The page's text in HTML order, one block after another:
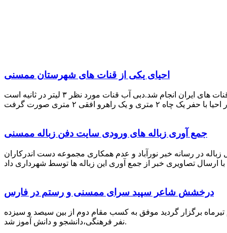
احیای یکی از قنات های شهرستان ممسنی
احیای این قنات به گفته علیرضا ظهیر امامی رئیس کانون کارآفرینی فارس با بهره گیری از دانش و تجربه دکتر مرتضی تفتی پیشکسوت قنات های ایران انجام شد.دبی آب قنات مورد نظر ۳ لیتر در ثانیه است
جمع آوری زباله های ورودی سایت دفن زباله ممسنی
در رسانه خبر نورآباد و عدم همکاری مجموعه دست اندرکاران
درخشش شاعر سپید سرای ممسنی و رستم در فارس
تیرماه برگزار گردید موفق به کسب مقام دوم از بین سیصد و سیزده
نفر فرهنگی،دانشجو و دانش آموز شد.